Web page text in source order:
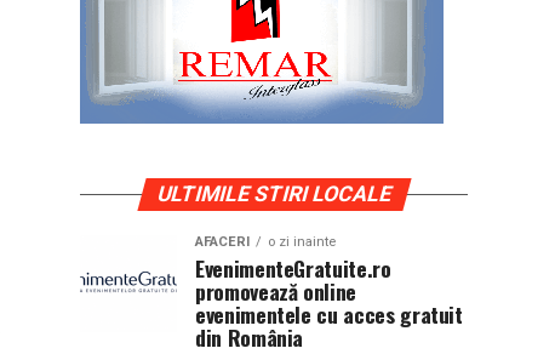
ULTIMILE STIRI LOCALE
AFACERI o zi inainte
EvenimenteGratuite.ro
promovează online
evenimentele cu acces gratuit
din România